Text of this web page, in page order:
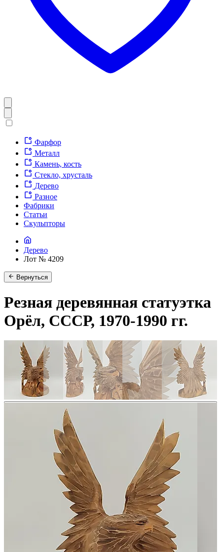
Фарфор
Металл
Камень, кость
Стекло, хрусталь
Дерево
Разное
Фабрики
Статьи
Скульпторы
Дерево
Лот № 4209
Вернуться
Резная деревянная статуэтка
Орёл, СССР, 1970-1990 гг.